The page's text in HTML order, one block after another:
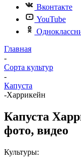
Вконтакте
YouTube
Главная
-
Сорта культур
-
Капуста
-Харрикейн
Капуста
фото, видео
Культуры: